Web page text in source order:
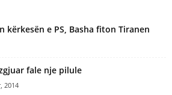
kërkesën e PS, Basha fiton Tiranen
fale nje pilule
2014